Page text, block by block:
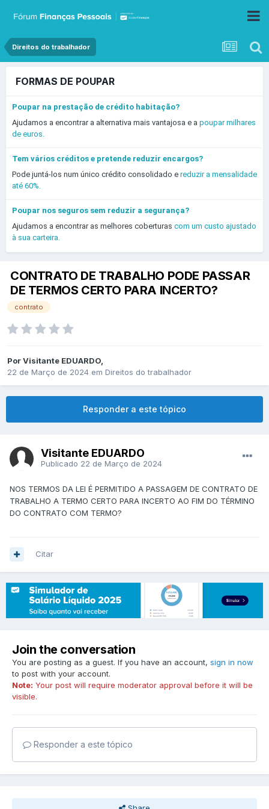
Direitos do trabalhador
FORMAS DE POUPAR
Poupar na prestação de crédito habitação?
Ajudamos a encontrar a alternativa mais vantajosa e a poupar milhares
de euros.
Tem vários créditos e pretende reduzir encargos?
Pode juntá-los num único crédito consolidado e reduzir a mensalidade
até 60%.
Poupar nos seguros sem reduzir a segurança?
Ajudamos a encontrar as melhores coberturas com um custo ajustado
à sua carteira.
CONTRATO DE TRABALHO PODE PASSAR
DE TERMOS CERTO PARA INCERTO?
contrato
PorVisitante EDUARDO,
22 de Março de 2024 em Direitos do trabalhador
Responder a este tópico
Visitante EDUARDO
Publicado 22 de Março de 2024
NOS TERMOS DA LEI É PERMITIDO A PASSAGEM DE CONTRATO DE
TRABALHO A TERMO CERTO PARA INCERTO AO FIM DO TÉRMINO
DO CONTRATO COM TERMO?
Citar
Join the conversation
You are posting as a guest. If you have an account, sign in now
to post with your account.
Note: Your post will require moderator approval before it will be
visible.
Responder a este tópico